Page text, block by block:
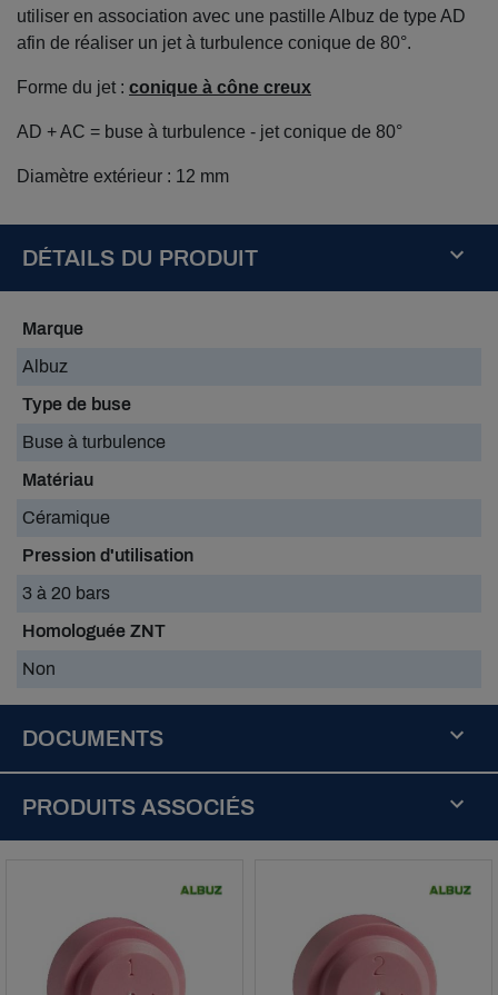
utiliser en association avec une pastille Albuz de type AD
afin de réaliser un jet à turbulence conique de 80°.
Forme du jet : conique à cône creux
AD + AC = buse à turbulence - jet conique de 80°
Diamètre extérieur : 12 mm
DÉTAILS DU PRODUIT
Marque
Albuz
Type de buse
Buse à turbulence
Matériau
Céramique
Pression d'utilisation
3 à 20 bars
Homologuée ZNT
Non
DOCUMENTS
disc-PRODUITS ASSOCIÉS